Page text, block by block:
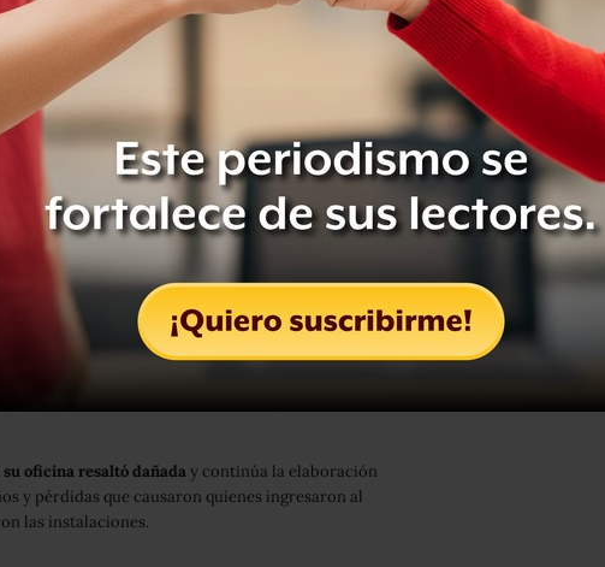
oficina resaltó dañaday continúa la elaboración
y pérdidas que causaron quienes ingresaron al
las instalaciones.